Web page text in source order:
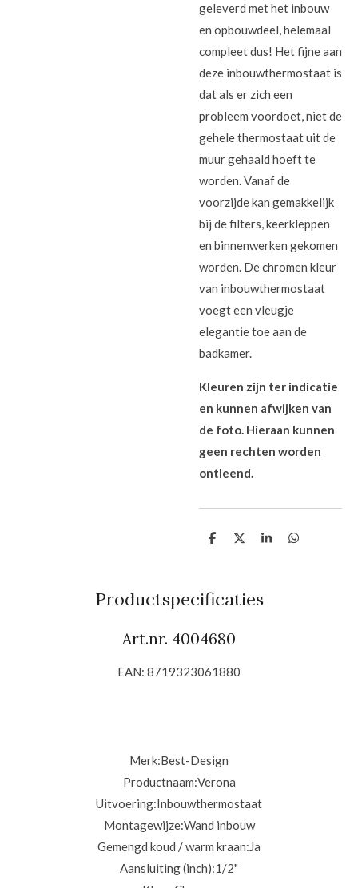
geleverd met het inbouw
en opbouwdeel, helemaal
compleet dus! Het fijne aan
deze inbouwthermostaat is
dat als er zich een
probleem voordoet, niet de
gehele thermostaat uit de
muur gehaald hoeft te
worden. Vanaf de
voorzijde kan gemakkelijk
bij de filters, keerkleppen
en binnenwerken gekomen
worden. De chromen kleur
van inbouwthermostaat
voegt een vleugje
elegantie toe aan de
badkamer.
Kleuren zijn ter indicatie
en kunnen afwijken van
de foto. Hieraan kunnen
geen rechten worden
ontleend.
D
n
D
S
D
Productspecificaties
Art.nr. 4004680
EAN: 8719323061880
Merk:Best-Design
Productnaam:Verona
Uitvoering:Inbouwthermostaat
Montagewijze:Wand inbouw
Gemengd koud / warm kraan:Ja
Aansluiting (inch):1/2"